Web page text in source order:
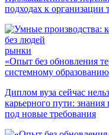
подходах к организации
рынки
«Опыт без обновления
системному образованию
Диплом вуза сейчас
карьерного пути: знания
под новые требования